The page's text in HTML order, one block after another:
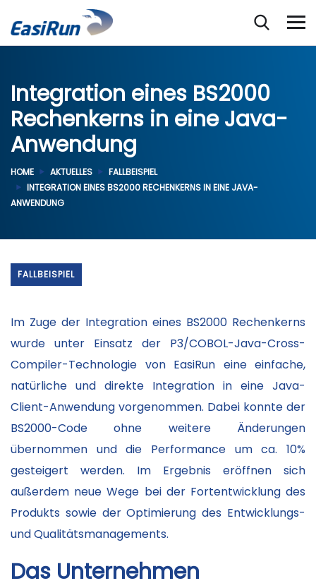
Integration eines BS2000
Rechenkerns in eine Java-
Anwendung
HOME AKTUELLES
FALLBEISPIEL
INTEGRATION EINES BS2000 RECHENKERNS IN EINE JAVA-
ANWENDUNG
FALLBEISPIEL
Im Zuge der Integration eines BS2000 Rechenkerns
wurde unter Einsatz der P3/COBOL-Java-Cross-
Compiler-Technologie von EasiRun eine einfache,
natürliche und direkte Integration in eine Java-
Client-Anwendung vorgenommen. Dabei konnte der
BS2000-Code ohne weitere Änderungen
übernommen und die Performance um ca. 10%
gesteigert werden. Im Ergebnis eröffnen sich
außerdem neue Wege bei der Fortentwicklung des
Produkts sowie der Optimierung des Entwicklungs-
und Qualitätsmanagements.
Das Unternehmen